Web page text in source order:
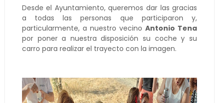
Desde el Ayuntamiento, queremos dar las gracias
a todas las personas que participaron y,
particularmente, a nuestro vecinoAntonio Tena
por poner a nuestra disposición su coche y su
carro para realizar el trayecto con la imagen.